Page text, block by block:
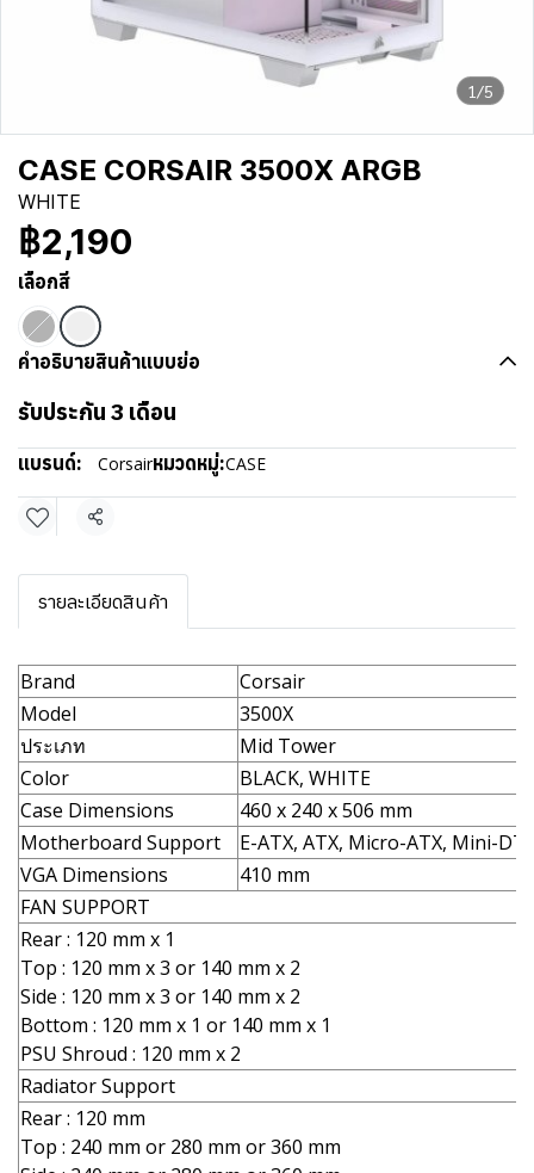
1/5
CASE CORSAIR 3500X ARGB
WHITE
฿2,190
เลือกสี
คำอธิบายสินค้าแบบย่อ
รับประกัน 3 เดือน
แบรนด์: Corsairหมวดหมู่:CASE
แชร์
รายละเอียดสินค้า
Brand
Corsair
Model
3500X
ประเภท
Mid Tower
Color
BLACK, WHITE
Case Dimensions
460 x 240 x 506 mm
Motherboard Support
E-ATX, ATX, Micro-ATX, Mini-
VGA Dimensions
410 mm
FAN SUPPORT
Rear : 120 mm x 1
Top : 120 mm x 3 or 140 mm x 2
Side : 120 mm x 3 or 140 mm x 2
Bottom : 120 mm x 1 or 140 mm x 1
PSU Shroud : 120 mm x 2
Radiator Support
Rear : 120 mm
Top : 240 mm or 280 mm or 360 mm